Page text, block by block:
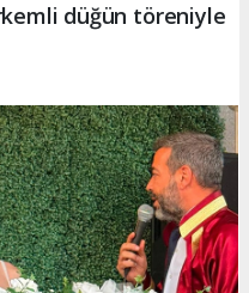
düğün töreniyle